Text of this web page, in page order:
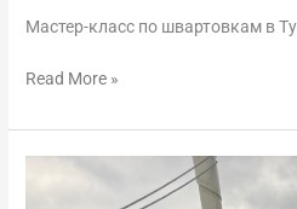
Мастер-класс по швартовкам в
Read More »